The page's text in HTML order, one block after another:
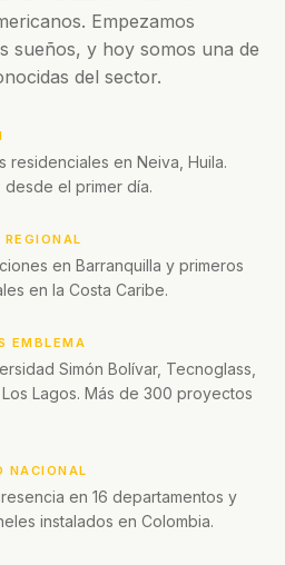
Empezamos
sueños, y hoy somos una de
del sector.
residenciales en Neiva, Huila.
desde el primer día.
en Barranquilla y primeros
en la Costa Caribe.
EMBLEMA
Simón Bolívar, Tecnoglass,
Lagos. Más de 300 proyectos
NACIONAL
en 16 departamentos y
instalados en Colombia.